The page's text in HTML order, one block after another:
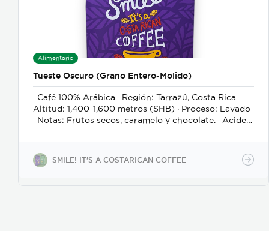
Alimentario
Tueste Oscuro (Grano Entero-Molido)
· Café 100% Arábica · Región: Tarrazú, Costa Rica ·
Altitud: 1,400-1,600 metros (SHB) · Proceso: Lavado
· Notas: Frutos secos, caramelo y chocolate. · Acidez
oz (250 g) con válvula de desgasificación · Puntaje
de catación (SCA): 84 puntos * * Un café con una
puntuación de catación superior a 80 se considera
SMILE! IT'S A COSTARICAN COFFEE